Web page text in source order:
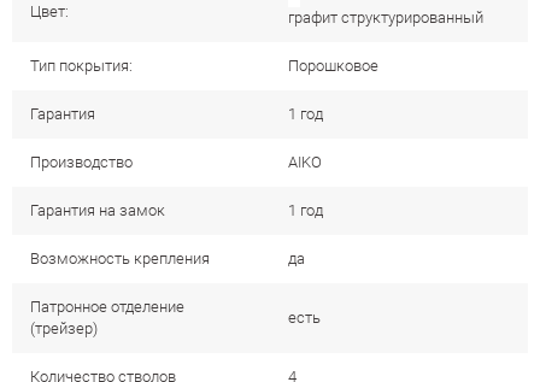
Цвет: графит структурированный
Тип покрытия: Порошковое
Гарантия 1 год
Производство AIKO
Гарантия на замок 1 год
Возможность крепления да
Патронное отделение
(трейзер)
есть
Количество стволов 4